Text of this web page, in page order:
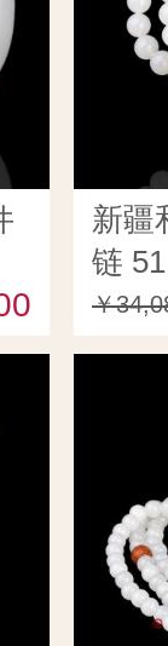
新疆
链
￥